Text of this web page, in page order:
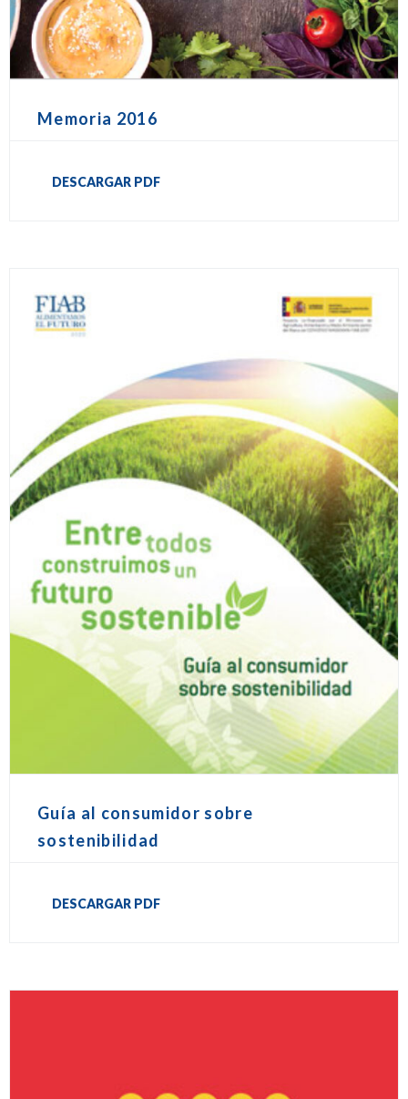
Memoria 2016
DESCARGAR PDF
Guía al consumidor sobre
sostenibilidad
DESCARGAR PDF